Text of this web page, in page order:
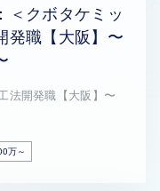
＜クボタケミッ
発職【大阪】〜
法開発職【大阪】〜
万～